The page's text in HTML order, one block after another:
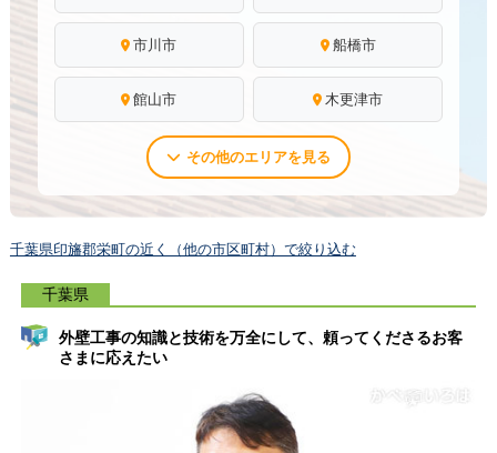
市川市 船橋市
館山市 木更津市
その他のエリアを見る
千葉県印旛郡栄町の近く（他の市区町村）で絞り込む
千葉県
外壁工事の知識と技術を万全にして、頼ってくださるお客
さまに応えたい